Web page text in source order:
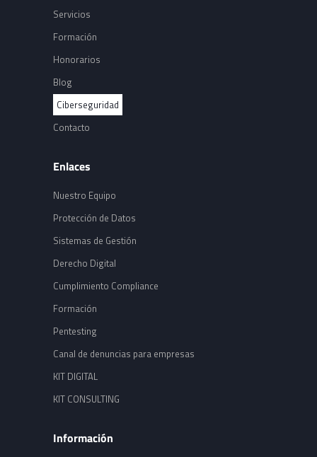
Servicios
Formación
Honorarios
Blog
Ciberseguridad
Contacto
Enlaces
Nuestro Equipo
Protección de Datos
Sistemas de Gestión
Derecho Digital
Cumplimiento Compliance
Formación
Pentesting
Canal de denuncias para empresas
KIT DIGITAL
KIT CONSULTING
Información